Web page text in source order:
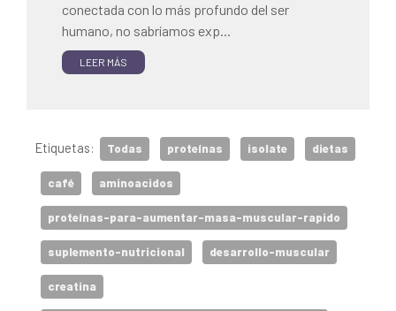
conectada con lo más profundo del ser
humano, no sabríamos exp...
LEER MÁS
Etiquetas: Todas proteínas isolate dietas
café aminoacidos
proteínas-para-aumentar-masa-muscular-rapido
suplemento-nutricional desarrollo-muscular
creatina